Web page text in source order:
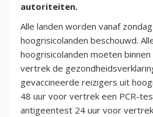
autoriteiten.
Alle landen worden vanaf
hoogrisicolanden beschouwd.
hoogrisicolanden moeten
vertrek de
gevaccineerde reizigers uit
48 uur voor vertrek een PCR-
antigeentest 24 uur voor